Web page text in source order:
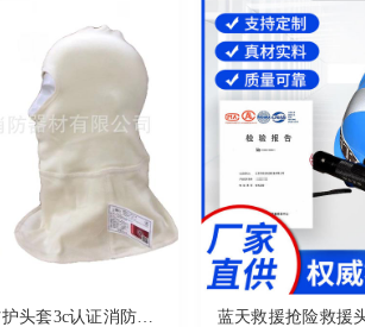
蓝天救援抢险救援